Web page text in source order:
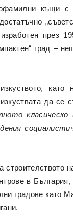
къщи
през
град –
като
да се
в
градове като